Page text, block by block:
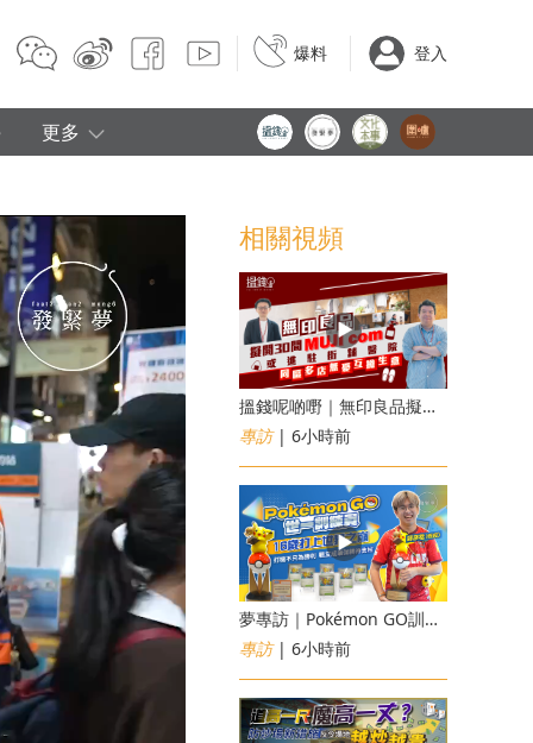
爆料 登入
更多
相關視頻
搵錢呢啲嘢｜無印良品擬開30間「MUJI com」 或進駐街舖醫院 同區多店無憂互搶生意
專訪| 6小時前
夢專訪｜Pokémon GO訓練員「蝦皮」16歲打上世界第一！戰友成最強後盾
專訪| 6小時前